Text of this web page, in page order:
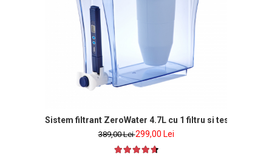
Sistem filtrant ZeroWater 4.7L cu 1 filtru si tester de apa
389,00 Lei299,00 Lei